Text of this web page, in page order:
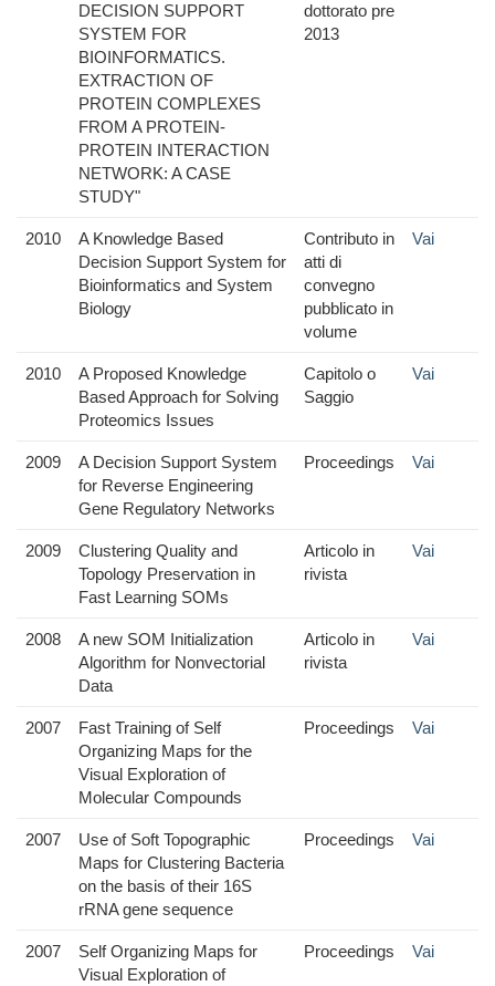
DECISION SUPPORT
SYSTEM FOR
BIOINFORMATICS.
EXTRACTION OF
PROTEIN COMPLEXES
FROM A PROTEIN-
PROTEIN INTERACTION
NETWORK: A CASE
STUDY"
dottorato pre
2013
2010
A Knowledge Based
Decision Support System for
Bioinformatics and System
Biology
Contributo in
atti di
convegno
pubblicato in
volume
Vai
2010
A Proposed Knowledge
Based Approach for Solving
Proteomics Issues
Capitolo o
Saggio
Vai
2009
A Decision Support System
for Reverse Engineering
Gene Regulatory Networks
Proceedings Vai
2009
Clustering Quality and
Topology Preservation in
Fast Learning SOMs
Articolo in
rivista
Vai
2008
A new SOM Initialization
Algorithm for Nonvectorial
Data
Articolo in
rivista
Vai
2007
Fast Training of Self
Organizing Maps for the
Visual Exploration of
Molecular Compounds
Proceedings Vai
2007
Use of Soft Topographic
Maps for Clustering Bacteria
on the basis of their 16S
rRNA gene sequence
Proceedings Vai
2007
Self Organizing Maps for
Visual Exploration of
Proceedings Vai